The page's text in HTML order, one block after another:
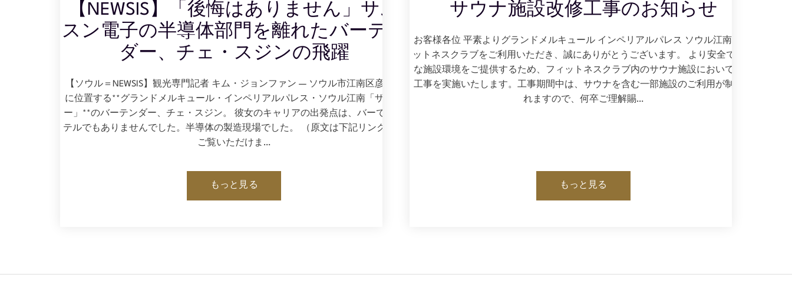
【NEWSIS】「後悔はありません」サム
スン電子の半導体部門を離れたバーテン
ダー、チェ・スジンの飛躍
【ソウル＝NEWSIS】観光専門記者 キム・ジョンファン — ソウル市江南区彦州路
に位置する**グランドメルキュール・インペリアルパレス・ソウル江南「ザ・バ
ー」**のバーテンダー、チェ・スジン。 彼女のキャリアの出発点は、バーでもホ
テルでもありませんでした。半導体の製造現場でした。 （原文は下記リンクより
ご覧いただけま…
もっと見る
サウナ施設改修工事のお知らせ
お客様各位 平素よりグランドメルキュール インペリアルパレス ソウル江南 フィ
ットネスクラブをご利用いただき、誠にありがとうございます。 より安全で快適
な施設環境をご提供するため、フィットネスクラブ内のサウナ施設において改修
工事を実施いたします。工事期間中は、サウナを含む一部施設のご利用が制限さ
れますので、何卒ご理解賜…
もっと見る